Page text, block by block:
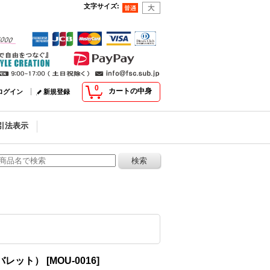
文字サイズ:
0 カートの中身
グイン 新規登録
法表示
ット） [MOU-0016]